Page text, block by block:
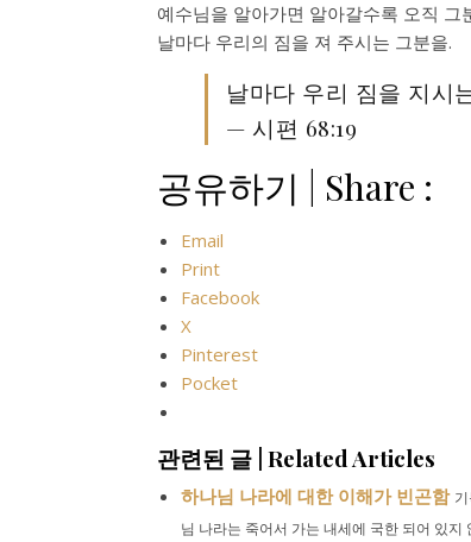
예수님을 알아가면 알아갈수록 오직
날마다 우리의 짐을 져 주시는 그분을.
날마다 우리 짐을 지시
— 시편 68:19
공유하기 | Share :
Email
Print
Facebook
X
Pinterest
Pocket
관련된 글 | Related Articles
하나님 나라에 대한 이해가 빈곤함
님 나라는 죽어서 가는 내세에 국한 되어 있지